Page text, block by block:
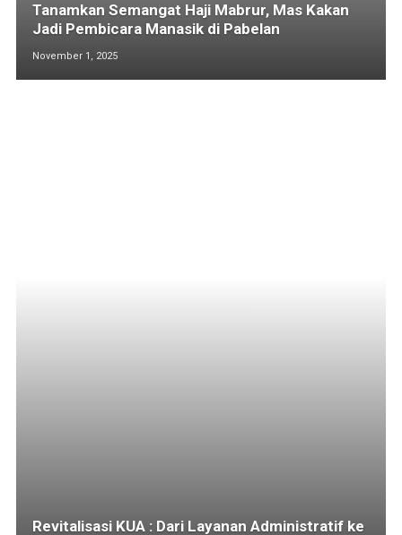
Tanamkan Semangat Haji Mabrur, Mas Kakan
Jadi Pembicara Manasik di Pabelan
November 1, 2025
Revitalisasi KUA : Dari Layanan Administratif ke